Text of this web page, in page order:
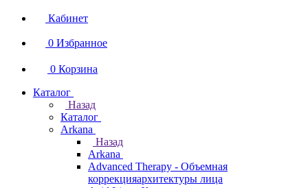
Кабинет
0 Избранное
0 Корзина
Каталог
Назад
Каталог
Arkana
Назад
Arkana
Advanced Therapy - Объемная
коррекцияархитектуры лица